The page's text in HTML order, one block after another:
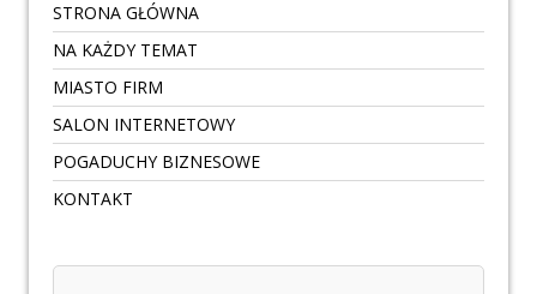
STRONA GŁÓWNA
NA KAŻDY TEMAT
MIASTO FIRM
SALON INTERNETOWY
POGADUCHY BIZNESOWE
KONTAKT